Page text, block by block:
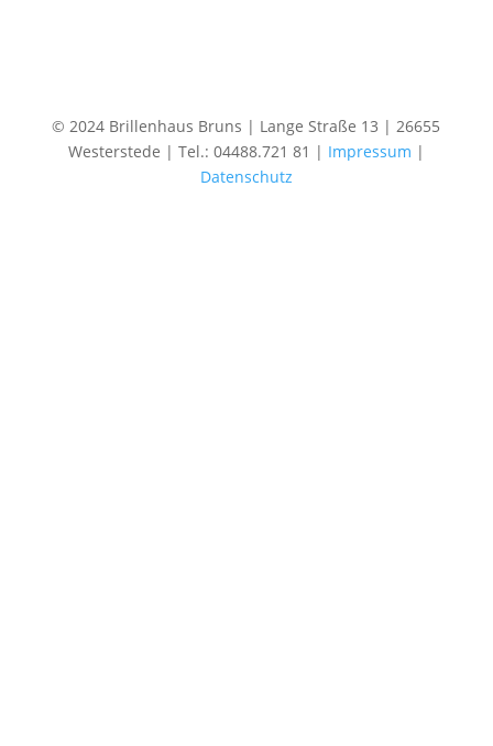
© 2024 Brillenhaus Bruns | Lange Straße 13 | 26655
Westerstede | Tel.: 04488.721 81 | Impressum |
Datenschutz